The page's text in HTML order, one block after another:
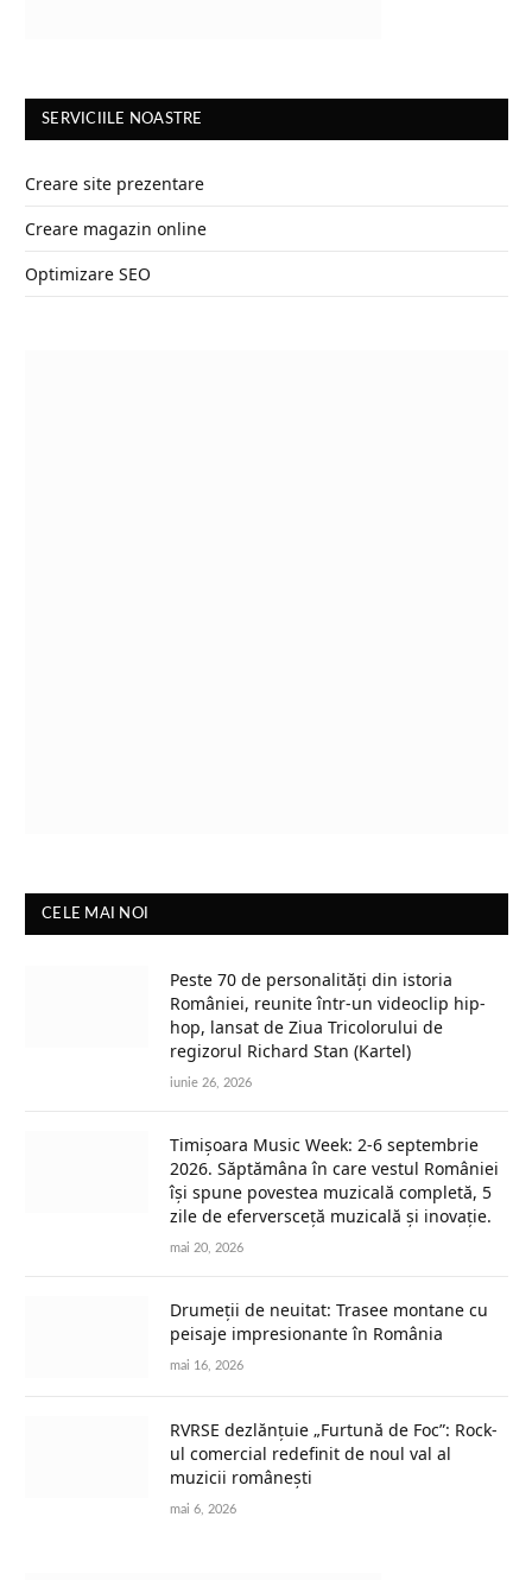
SERVICIILE NOASTRE
Creare site prezentare
Creare magazin online
Optimizare SEO
CELE MAI NOI
Peste 70 de personalități din istoria
României, reunite într-un videoclip hip-
hop, lansat de Ziua Tricolorului de
regizorul Richard Stan (Kartel)
iunie 26, 2026
Timișoara Music Week: 2-6 septembrie
2026. Săptămâna în care vestul României
își spune povestea muzicală completă, 5
zile de eferversceță muzicală și inovație.
mai 20, 2026
Drumeții de neuitat: Trasee montane cu
peisaje impresionante în România
mai 16, 2026
RVRSE dezlănțuie „Furtună de Foc”: Rock-
ul comercial redefinit de noul val al
muzicii românești
mai 6, 2026